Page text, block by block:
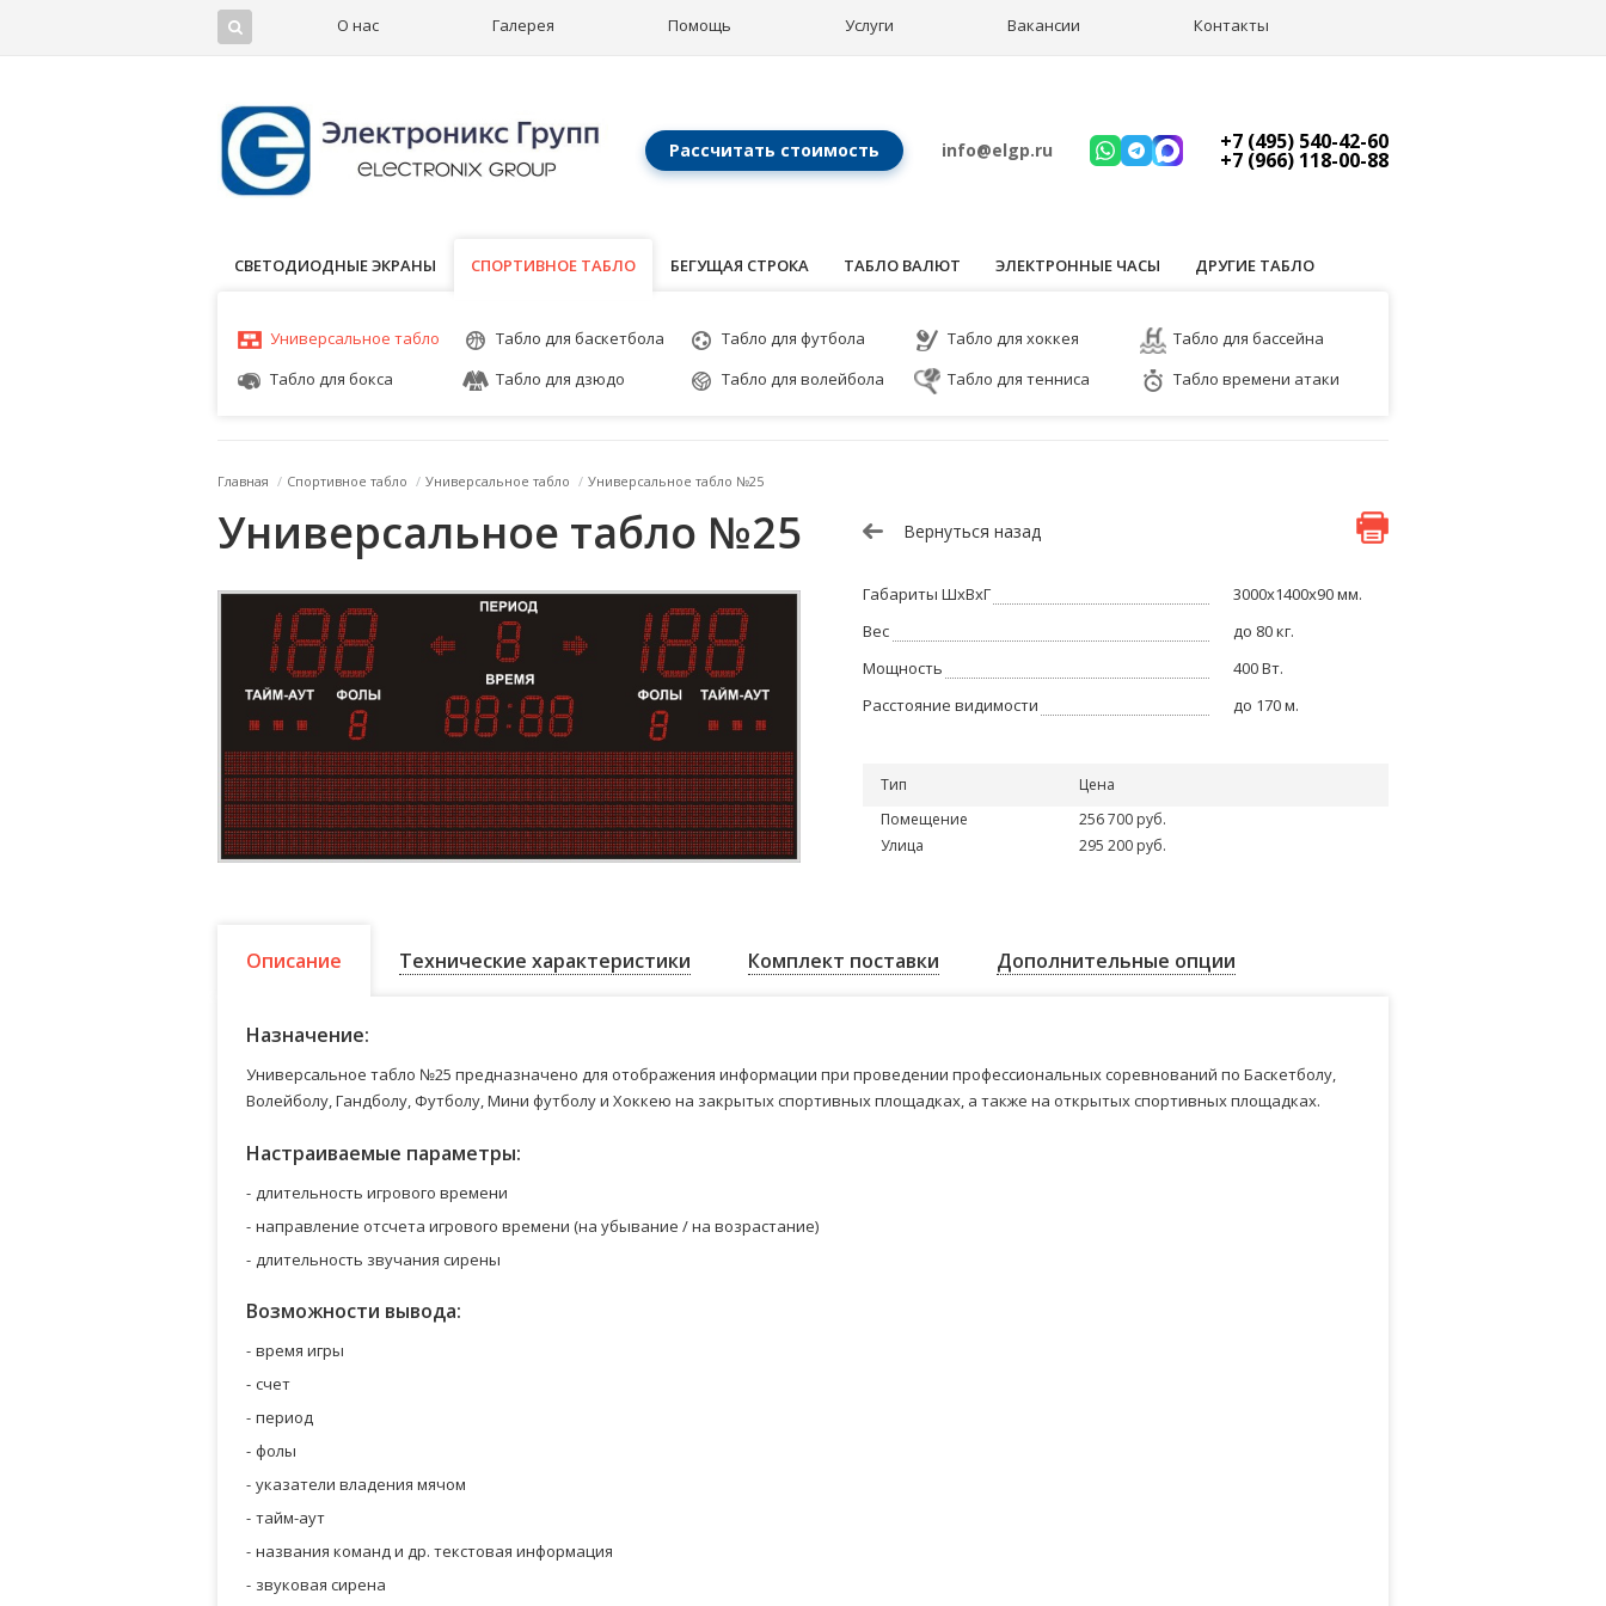
О нас Галерея Помощь Услуги Вакансии Контакты
Рассчитать стоимость info@elgp.ru +7 (495) 540-42-60
+7 (966) 118-00-88
СВЕТОДИОДНЫЕ ЭКРАНЫ СПОРТИВНОЕ ТАБЛО
СПОРТИВНОЕ ТАБЛО БЕГУЩАЯ СТРОКА ТАБЛО ВАЛЮТ ЭЛЕКТРОННЫЕ ЧАСЫ ДРУГИЕ ТАБЛО
Универсальное табло Табло для баскетбола Табло для футбола Табло для хоккея
Табло для бассейна
Табло для бокса
Табло для дзюдо Табло для волейбола Табло для тенниса Табло времени атаки
Главная / Спортивное табло / Универсальное табло / Универсальное табло №25
Универсальное табло №25 Вернуться назад
Габариты ШхВхГ
3000х1400х90 мм.
Вес
до 80 кг.
Мощность
400 Вт.
Расстояние видимости
до 170 м.
Тип
Цена
Помещение
256 700 руб.
Улица
295 200 руб.
Описание Технические характеристики Комплект поставки Дополнительные опции
Назначение:
Универсальное табло №25 предназначено для отображения информации при проведении профессиональных соревнований по Баскетболу,
Волейболу, Гандболу, Футболу, Мини футболу и Хоккею на закрытых спортивных площадках, а также на открытых спортивных площадках.
Настраиваемые параметры:
длительность игрового времени
направление отсчета игрового времени (на убывание / на возрастание)
длительность звучания сирены
Возможности вывода:
время игры
счет
период
фолы
указатели владения мячом
тайм-аут
названия команд и др. текстовая информация
звуковая сирена